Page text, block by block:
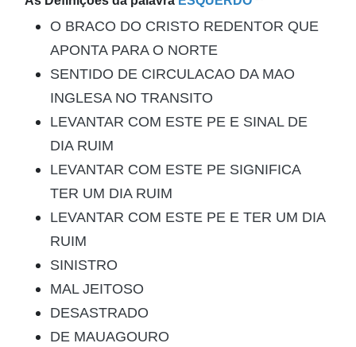
O BRACO DO CRISTO REDENTOR QUE
APONTA PARA O NORTE
SENTIDO DE CIRCULACAO DA MAO
INGLESA NO TRANSITO
LEVANTAR COM ESTE PE E SINAL DE
DIA RUIM
LEVANTAR COM ESTE PE SIGNIFICA
TER UM DIA RUIM
LEVANTAR COM ESTE PE E TER UM DIA
RUIM
SINISTRO
MAL JEITOSO
DESASTRADO
DE MAUAGOURO